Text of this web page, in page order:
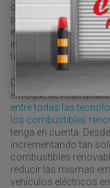
objetivos climáticos
presidenta de la
este lunes que
interesadas que
tecnológica”.
Desde la Plataforma
enfoque de
entre todas las
los combustibles
tenga en cuenta.
incrementando tan
combustibles
reducir las mismas
vehículos eléctricos